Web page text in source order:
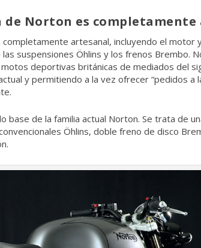
de Norton es
artesanal, incluyendo el motor
suspensiones Öhlins y los frenos Brembo.
deportivas británicas de mediados del
y permitiendo a la vez ofrecer “pedidos a
base de la familia actual Norton. Se trata de
Öhlins, doble freno de disco